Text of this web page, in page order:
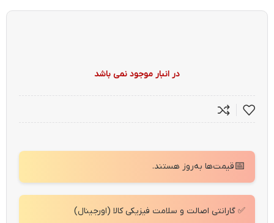
در انبار موجود نمی باشد
📅قیمت‌ها به‌روز هستند.
✅ گارانتی اصالت و سلامت فیزیکی کالا (اورجینال)